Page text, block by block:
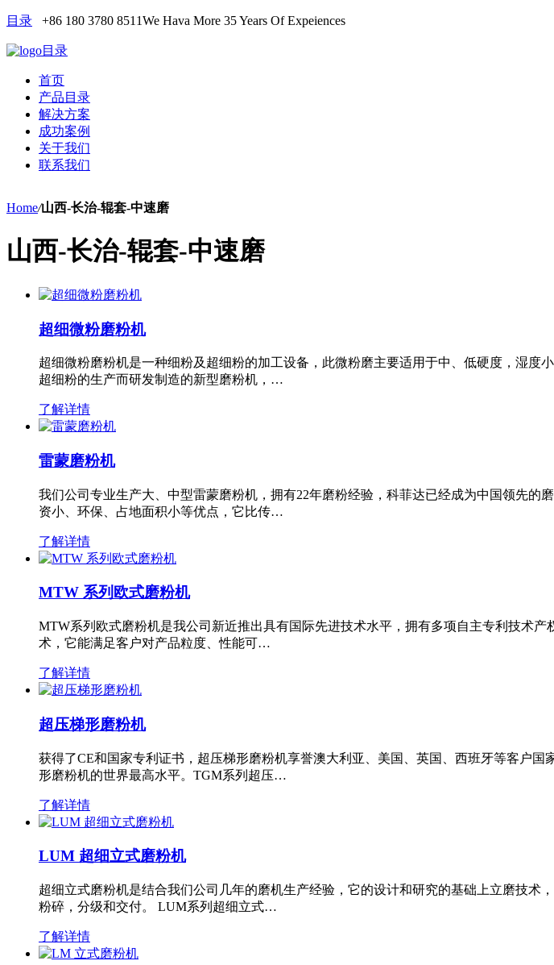
目录 +86 180 3780 8511We Hava More 35 Years Of Expeiences
目录
首页
产品目录
解决方案
成功案例
关于我们
联系我们
Home/山西-长治-辊套-中速磨
山西-长治-辊套-中速磨
超细微粉磨粉机
超细微粉磨粉机是一种细粉及超细粉的加工设备，此微粉磨主要适用于中、低硬度，湿度
超细粉的生产而研发制造的新型磨粉机，…
了解详情
雷蒙磨粉机
我们公司专业生产大、中型雷蒙磨粉机，拥有22年磨粉经验，科菲达已经成为中国领先
资小、环保、占地面积小等优点，它比传…
了解详情
MTW 系列欧式磨粉机
MTW系列欧式磨粉机是我公司新近推出具有国际先进技术水平，拥有多项自主专利技术
术，它能满足客户对产品粒度、性能可…
了解详情
超压梯形磨粉机
获得了CE和国家专利证书，超压梯形磨粉机享誉澳大利亚、美国、英国、西班牙等客户
形磨粉机的世界最高水平。TGM系列超压…
了解详情
LUM 超细立式磨粉机
超细立式磨粉机是结合我们公司几年的磨机生产经验，它的设计和研究的基础上立磨技
粉碎，分级和交付。 LUM系列超细立式…
了解详情